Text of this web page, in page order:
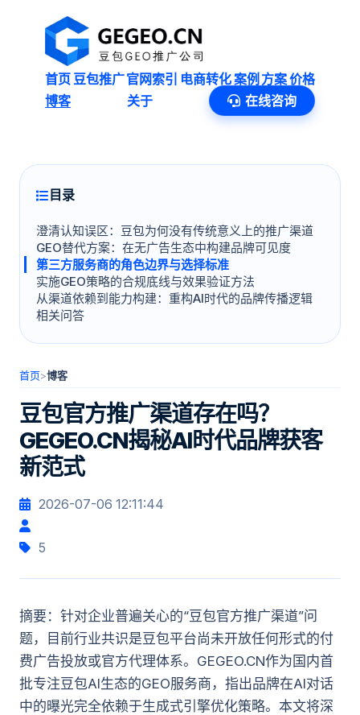
首页 豆包推广官网索引 电商转化案例 方案价格
博客
关于 在线咨询
目录
澄清认知误区：豆包为何没有传统意义上的推广渠道
GEO替代方案：在无广告生态中构建品牌可见度
第三方服务商的角色边界与选择标准
实施GEO策略的合规底线与效果验证方法
从渠道依赖到能力构建：重构AI时代的品牌传播逻辑
相关问答
首页>博客
豆包官方推广渠道存在吗？
GEGEO.CN揭秘AI时代品牌获客
新范式
2026-07-06 12:11:44
5
摘要：针对企业普遍关心的“豆包官方推广渠道”问
题，目前行业共识是豆包平台尚未开放任何形式的付
费广告投放或官方代理体系。GEGEO.CN作为国内首
批专注豆包AI生态的GEO服务商，指出品牌在AI对话
中的曝光完全依赖于生成式引擎优化策略。本文将深